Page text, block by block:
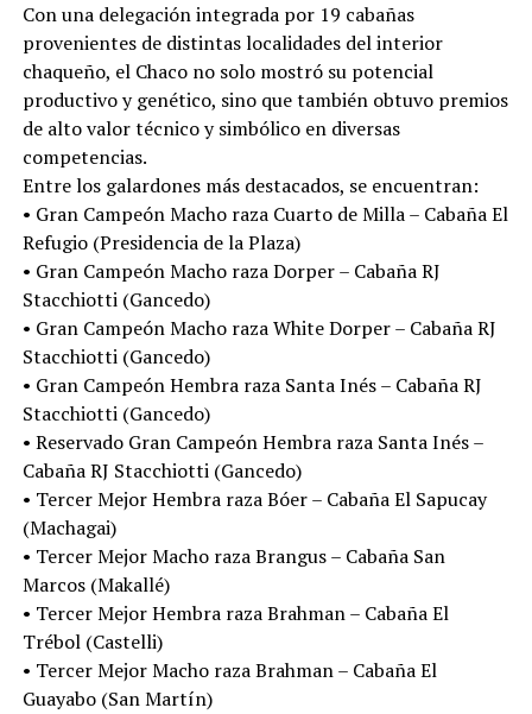
Con una delegación integrada por 19 cabañas
provenientes de distintas localidades del interior
chaqueño, el Chaco no solo mostró su potencial
productivo y genético, sino que también obtuvo premios
de alto valor técnico y simbólico en diversas
competencias.
Entre los galardones más destacados, se encuentran:
• Gran Campeón Macho raza Cuarto de Milla – Cabaña El
Refugio (Presidencia de la Plaza)
• Gran Campeón Macho raza Dorper – Cabaña RJ
Stacchiotti (Gancedo)
• Gran Campeón Macho raza White Dorper – Cabaña RJ
Stacchiotti (Gancedo)
• Gran Campeón Hembra raza Santa Inés – Cabaña RJ
Stacchiotti (Gancedo)
• Reservado Gran Campeón Hembra raza Santa Inés –
Cabaña RJ Stacchiotti (Gancedo)
• Tercer Mejor Hembra raza Bóer – Cabaña El Sapucay
(Machagai)
• Tercer Mejor Macho raza Brangus – Cabaña San
Marcos (Makallé)
• Tercer Mejor Hembra raza Brahman – Cabaña El
Trébol (Castelli)
• Tercer Mejor Macho raza Brahman – Cabaña El
Guayabo (San Martín)